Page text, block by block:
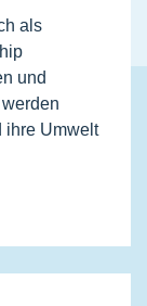
als
und
ihre Umwelt